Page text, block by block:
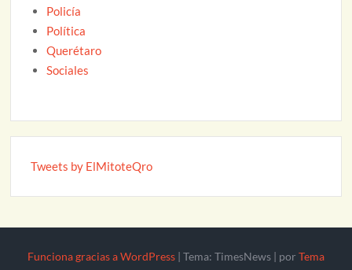
Policía
Política
Querétaro
Sociales
Tweets by ElMitoteQro
Funciona gracias a WordPress | Tema: TimesNews | por Tema